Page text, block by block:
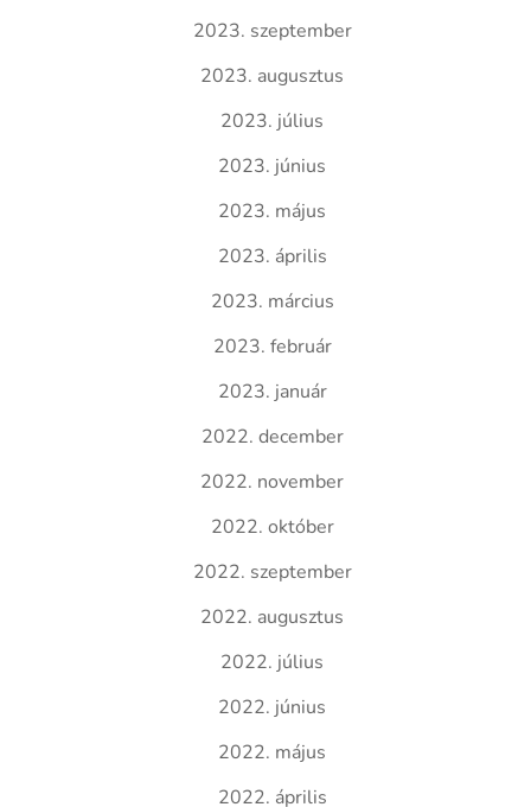
2023. szeptember
2023. augusztus
2023. július
2023. június
2023. május
2023. április
2023. március
2023. február
2023. január
2022. december
2022. november
2022. október
2022. szeptember
2022. augusztus
2022. július
2022. június
2022. május
2022. április